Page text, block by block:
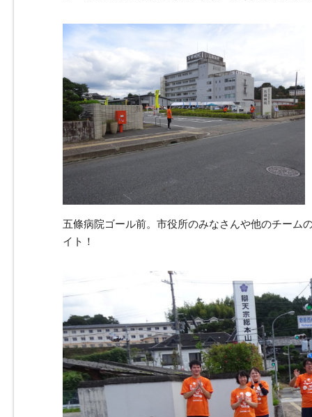
五條病院ゴール前。市役所のみなさんや他のチーム
イト！